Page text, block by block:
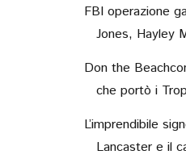
FBI operazione
Jones, Hayley
Don the
che portò i
L’imprendibile
Lancaster e il